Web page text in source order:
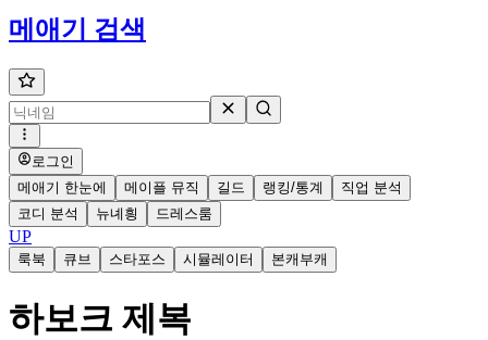
메애기 검색
로그인
메애기 한눈에
메이플 뮤직 길드 랭킹/통계
직업 분석
코디 분석
뉴녜힁 드레스룸
UP
룩북 큐브 스타포스 시뮬레이터 본캐부캐
하보크 제복